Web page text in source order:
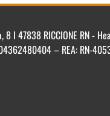
I 47838 RICCIONE RN -
04362480404 – REA: RN-